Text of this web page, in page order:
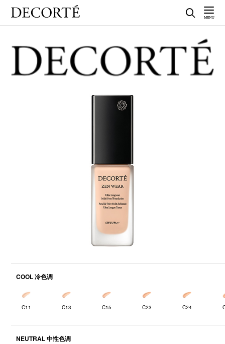
COOL 冷色调
C11 C13 C15 C23 C24
NEUTRAL 中性色调